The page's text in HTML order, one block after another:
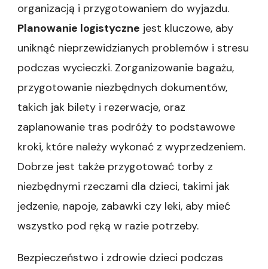
organizacją i przygotowaniem do wyjazdu.
Planowanie logistyczne jest kluczowe, aby
uniknąć nieprzewidzianych problemów i stresu
podczas wycieczki. Zorganizowanie bagażu,
przygotowanie niezbędnych dokumentów,
takich jak bilety i rezerwacje, oraz
zaplanowanie tras podróży to podstawowe
kroki, które należy wykonać z wyprzedzeniem.
Dobrze jest także przygotować torby z
niezbędnymi rzeczami dla dzieci, takimi jak
jedzenie, napoje, zabawki czy leki, aby mieć
wszystko pod ręką w razie potrzeby.
Bezpieczeństwo i zdrowie dzieci podczas